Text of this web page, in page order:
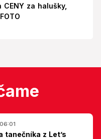
za halušky,
tanečníka z Let’s